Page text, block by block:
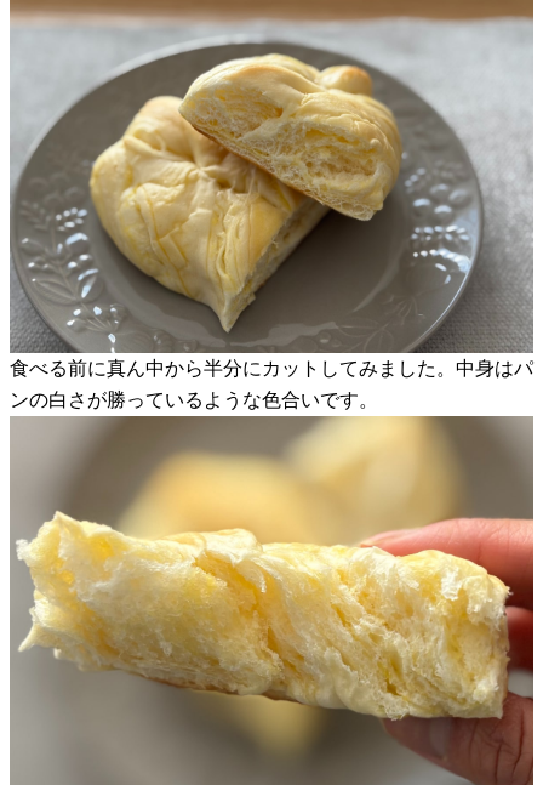
食べる前に真ん中から半分にカットしてみました。中身はパ
ンの白さが勝っているような色合いです。